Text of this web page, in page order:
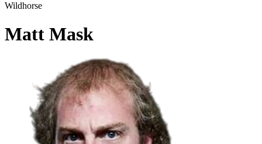
Wildhorse
Matt Mask